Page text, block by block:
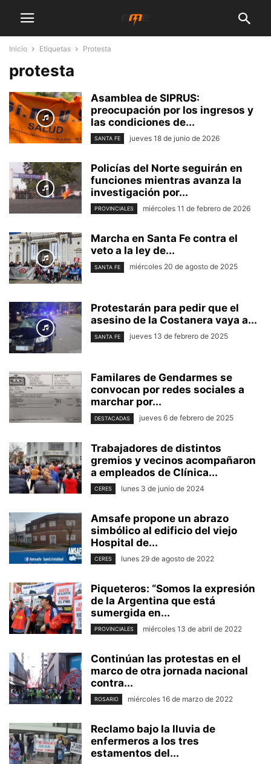
Inicio Etiquetas Protesta
protesta
Asamblea de SIPRUS:
preocupación por los ingresos y
las condiciones de...
SANTA FE jueves 18 de junio de 2026
Policías del Norte seguirán en
funciones mientras avanza la
investigación por...
PROVINCIALES miércoles 11 de febrero de 2026
Marcha en Santa Fe contra el
veto a la ley de...
SANTA FE miércoles 20 de agosto de 2025
Protestarán para pedir que el
asesino de la Costanera vaya a...
SANTA FE jueves 13 de febrero de 2025
Familares de Gendarmes se
convocan por redes sociales a
marchar por...
DESTACADAS jueves 6 de febrero de 2025
Trabajadores de distintos
gremios y vecinos acompañaron
a empleados de Clínica...
CERES lunes 3 de junio de 2024
Amsafe propone un abrazo
simbólico al edificio del viejo
Hospital de...
CERES lunes 29 de agosto de 2022
Piqueteros: “Somos la expresión
de la Argentina que está
sumergida en...
PROVINCIALES miércoles 13 de abril de 2022
Continúan las protestas en el
marco de otra jornada nacional
contra...
ROSARIO miércoles 16 de marzo de 2022
Reclamo bajo la lluvia de
enfermeros a los tres
estamentos del...